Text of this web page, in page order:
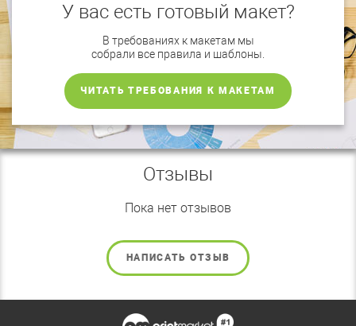
У вас есть готовый макет?
В требованиях к макетам мы
собрали все правила и шаблоны.
ЧИТАТЬ ТРЕБОВАНИЯ К МАКЕТАМ
Отзывы
Пока нет отзывов
НАПИСАТЬ ОТЗЫВ